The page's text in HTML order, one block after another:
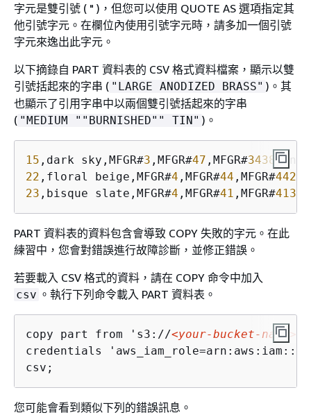
字元是雙引號 ( " )，但您可以使用 QUOTE AS 選項指定其
他引號字元。在欄位內使用引號字元時，請多加一個引號
字元來逸出此字元。
以下摘錄自 PART 資料表的 CSV 格式資料檔案，顯示以雙
引號括起來的字串 ( "LARGE ANODIZED BRASS" )。其
也顯示了引用字串中以兩個雙引號括起來的字串
( "MEDIUM ""BURNISHED"" TIN" )。
15 ,dark sky,MFGR#3 ,MFGR#47 ,MFGR#3438
22 ,floral beige,MFGR#4 ,MFGR#44 ,MFGR#4421
23 ,bisque slate,MFGR#4 ,MFGR#41 ,MFGR#4137
PART 資料表的資料包含會導致 COPY 失敗的字元。在此
練習中，您會對錯誤進行故障診斷，並修正錯誤。
若要載入 CSV 格式的資料，請在 COPY 命令中加入
csv 。執行下列命令載入 PART 資料表。
copy part from 's3://<your-bucket-name>
credentials 'aws_iam_role=arn:aws:iam::
csv;
您可能會看到類似下列的錯誤訊息。